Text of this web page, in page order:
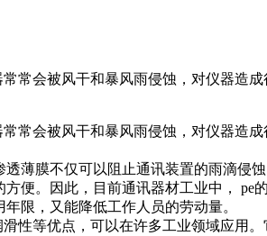
常常会被风干和暴风雨侵蚀，对仪器造
常常会被风干和暴风雨侵蚀，对仪器造
薄膜不仅可以阻止通讯装置的雨滴侵蚀
。因此，目前通讯器材工业中， pe
，又能降低工作人员的劳动量。
等优点，可以在许多工业领域应用。